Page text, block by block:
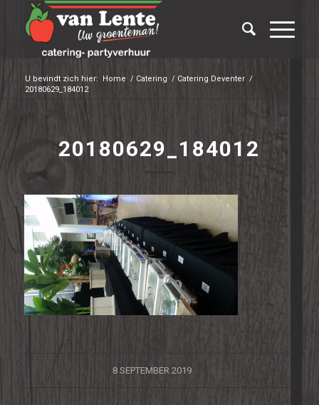
U bevindt zich hier: Home / Catering / Catering Deventer /
20180629_184012
20180629_184012
8 SEPTEMBER 2019
/